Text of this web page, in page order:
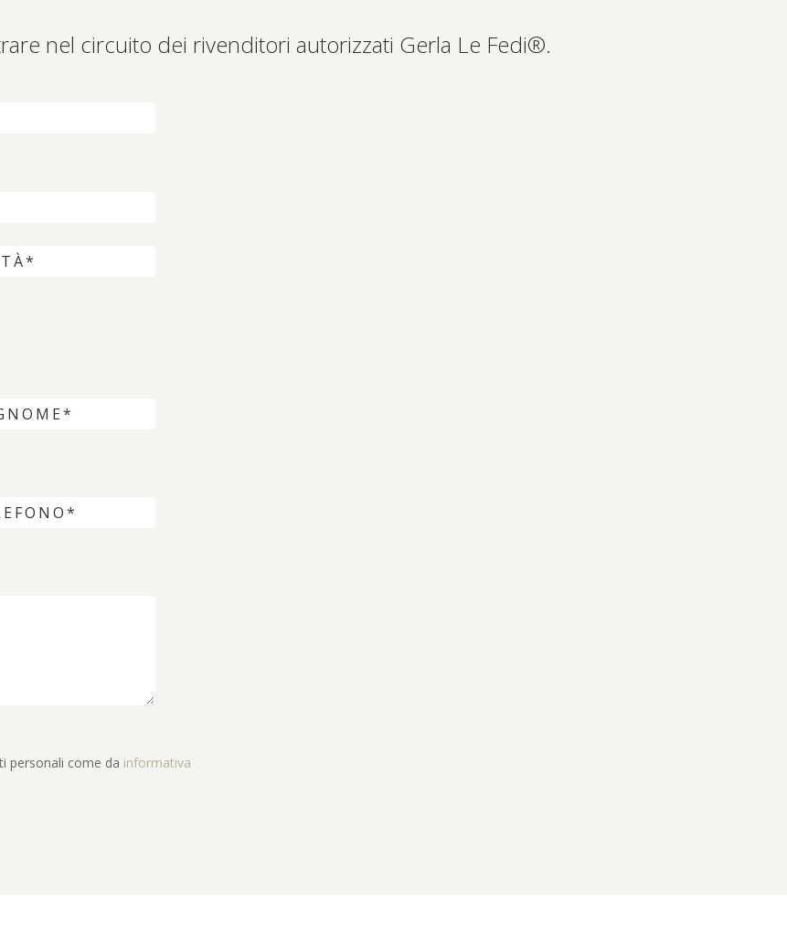
nel circuito dei rivenditori autorizzati Gerla Le Fedi®.
personali come da informativa